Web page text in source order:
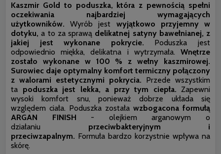
Kaszmir Gold to poduszka, która z pewnością spełni
oczekiwania najbardziej wymagających
użytkowników. Wyrób jest wyjątkowo przyjemny w
dotyku, a to za sprawą delikatnej satyny bawełnianej, z
jakiej jest wykonane pokrycie. Poduszka jest
odpowiednio miękka, delikatna i wytrzymała. Wnętrze
zostało wykonane w 100 % z wełny kaszmirowej.
Surowiec daje optymalny komfort termiczny połączony
z walorami estetycznymi pokrycia. Przede wszystkim
ta poduszka jest lekka, a przy tym ciepła. Zapewni
wysoki komfort snu, ponieważ dobrze układa się
względem ciała. Poduszka została wzbogacona formułą
ARGAN FINISH - olejkiem arganowym o
działaniu przeciwbakteryjnym i
przeciwzapalnym. Formuła bardzo korzystnie wpływa na
skórę.